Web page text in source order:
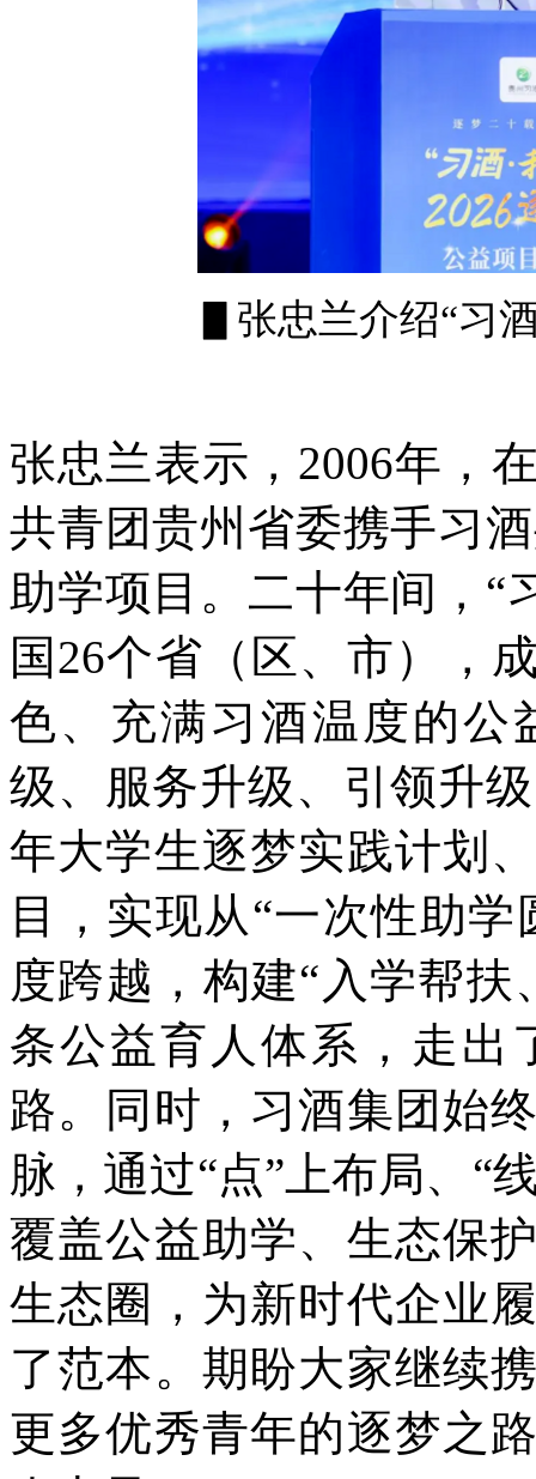
▋张忠兰介绍“习
张忠兰表示，2006年，
共青团贵州省委携手习
助学项目。二十年间，“
国26个省（区、市），
色、充满习酒温度的公
级、服务升级、引领升
年大学生逐梦实践计划
目，实现从“一次性助
度跨越，构建“入学帮
条公益育人体系，走出
路。同时，习酒集团始
脉，通过“点”上布局、“
覆盖公益助学、生态保
生态圈，为新时代企业
了范本。期盼大家继续
更多优秀青年的逐梦之